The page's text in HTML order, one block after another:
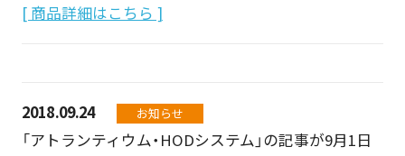
[ 商品詳細はこちら ]
2018.09.24 お知らせ
「アトランティウム・HODシステム」の記事が9月1日